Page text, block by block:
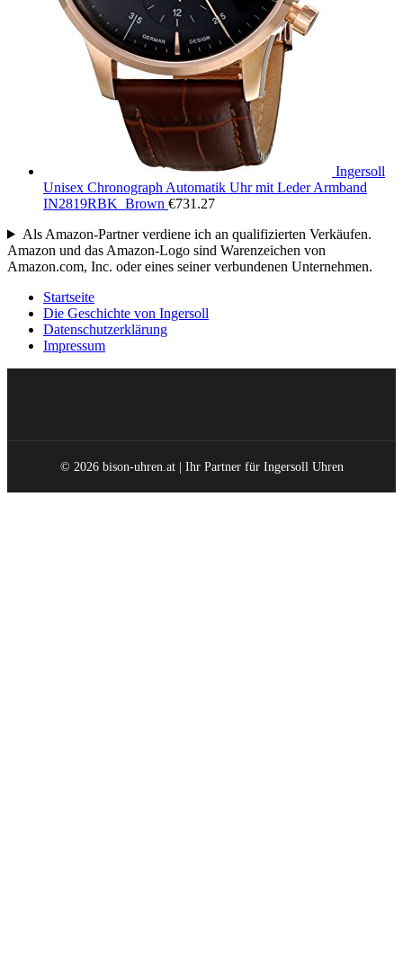
Ingersoll
Unisex Chronograph Automatik Uhr mit Leder Armband
IN2819RBK_Brown €731.27
Als Amazon-Partner verdiene ich an qualifizierten Verkäufen.
Amazon und das Amazon-Logo sind Warenzeichen von
Amazon.com, Inc. oder eines seiner verbundenen Unternehmen.
Startseite
Die Geschichte von Ingersoll
Datenschutzerklärung
Impressum
© 2026 bison-uhren.at | Ihr Partner für Ingersoll Uhren